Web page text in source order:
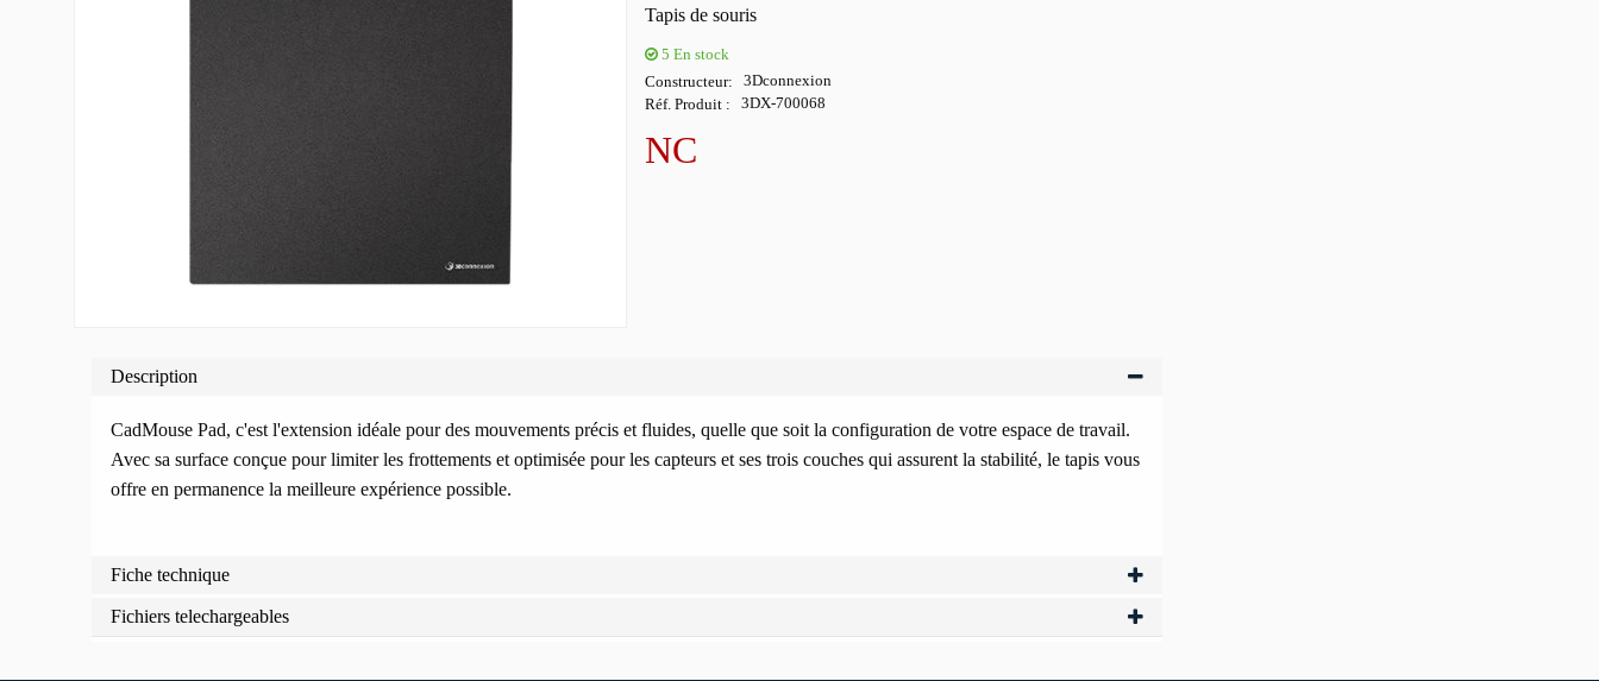
Tapis de souris
5 En stock
Constructeur 3Dconnexion
Réf. Produit 3DX-700068
NC
Description
CadMouse Pad, c'est l'extension idéale pour des mouvements précis et fluides, quelle que soit la configuration de votre espace de travail.
Avec sa surface conçue pour limiter les frottements et optimisée pour les capteurs et ses trois couches qui assurent la stabilité, le tapis vous
offre en permanence la meilleure expérience possible.
Fiche technique
Fichiers telechargeables